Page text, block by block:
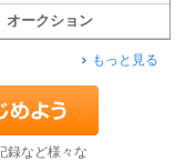
オークション
もっと見る
録など様々な